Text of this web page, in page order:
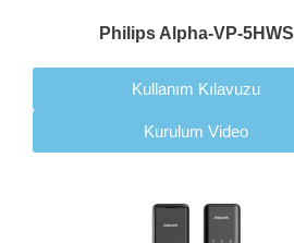
Philips Alpha-VP-5HWS
Kullanım Kılavuzu
Kurulum Video